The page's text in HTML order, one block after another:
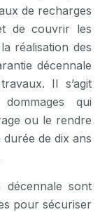
de recharges
de couvrir les
réalisation des
décennale
Il s’agit
qui
ou le rendre
de dix ans
décennale sont
pour sécuriser